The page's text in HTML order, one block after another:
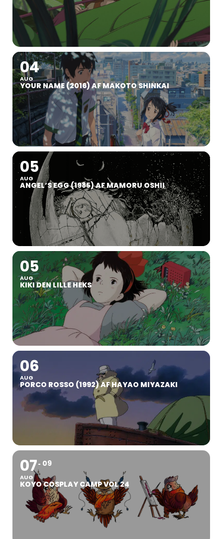
04
AUG
YOUR NAME (2016) AF MAKOTO SHINKAI
05
AUG
ANGEL’S EGG (1985) AF MAMORU OSHII
05
AUG
KIKI DEN LILLE HEKS
06
AUG
PORCO ROSSO (1992) AF HAYAO MIYAZAKI
07
AUG
09
KOYO COSPLAY CAMP VOL 24